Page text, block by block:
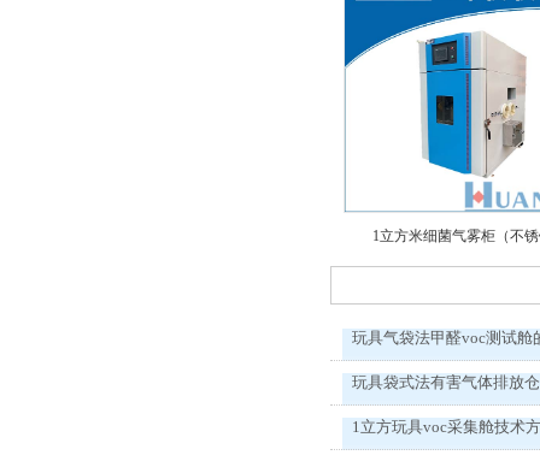
1立方米细菌气雾柜（不
玩具气袋法甲醛voc测试舱
玩具袋式法有害气体排放仓
1立方玩具voc采集舱技术